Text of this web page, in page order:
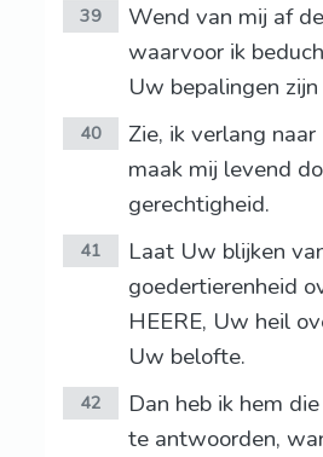
39
Wend van mij af
waarvoor ik
Uw bepalingen
40
Zie, ik verlang
maak mij levend
gerechtigheid.
41
Laat Uw blijken
goedertierenheid
HEERE, Uw heil
Uw belofte.
42
Dan heb ik hem
te antwoorden,